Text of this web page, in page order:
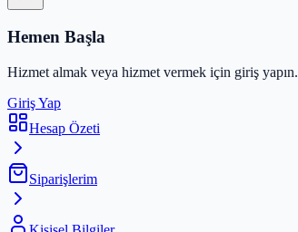
Hemen Başla
Hizmet almak veya hizmet vermek için giriş yapın.
Giriş Yap
Hesap Özeti
Siparişlerim